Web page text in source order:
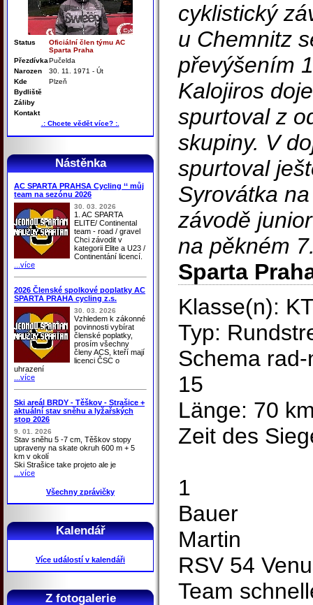
Status
Oficiální člen týmu AC
Sparta Praha
PřezdívkaPučelda
Narozen
30. 11. 1971 - Út
Kde
Plzeň
Bydliště
Záliby
Kontakt
.: Chcete vědět více? :.
Nástěnka
AC SPARTA PRAHSA Cycling ‘‘ můj
team na sezónu 2026
30. 03. 2026
1. AC SPARTA
ELITE/ Continental
team - road / gravel
Chci závodit v
kategorii Elite a U23 /
Continentání licencí.
...více
2026 Členské spolkové poplatky AC
SPARTA PRAHA cycling z.s.
30. 03. 2026
Vzhledem k zákonné
povinnosti vybírat
členské poplatky,
prosím všechny
členy ACS, kteří mají
licenci ČSC o
uhrazení
...více
Ski areál BRDY - Těškov - Strašice +
aktuální stav sněhu a lyžařských
stop 2026
9. 01. 2026
Stav sněhu 5 -7 cm, Těškov stopy
upraveny na skate okruh 600 m + 5
km v okolí
Ski Strašice take projeto ale je
...více
Všechny zprávičky
Kalendář
Více událostí v kalendáři
Z fotogalerie
cyklistický
u Chemnitz
převýšením
Kalojiros
spurtoval z
skupiny. V
spurtoval
Syrovátka
závodě
na pěkném
Sparta
Klasse(n):
Typ:
Schema
15
Länge: 70
Zeit des
1
Bauer
Martin
RSV 54
Team